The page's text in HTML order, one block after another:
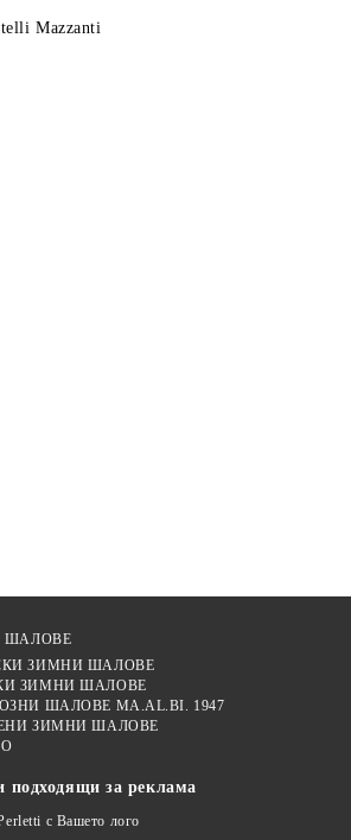
Mazzanti
ШАЛОВЕ
ЗИМНИ ШАЛОВЕ
ЗИМНИ ШАЛОВЕ
ШАЛОВЕ MA.AL.BI. 1947
ЗИМНИ ШАЛОВЕ
подходящи за реклама
с Вашето лого